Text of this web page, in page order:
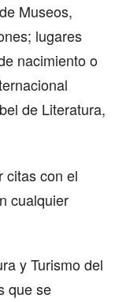
Museos,
lugares
nacimiento o
de Literatura,
citas con el
cualquier
y Turismo del
que se